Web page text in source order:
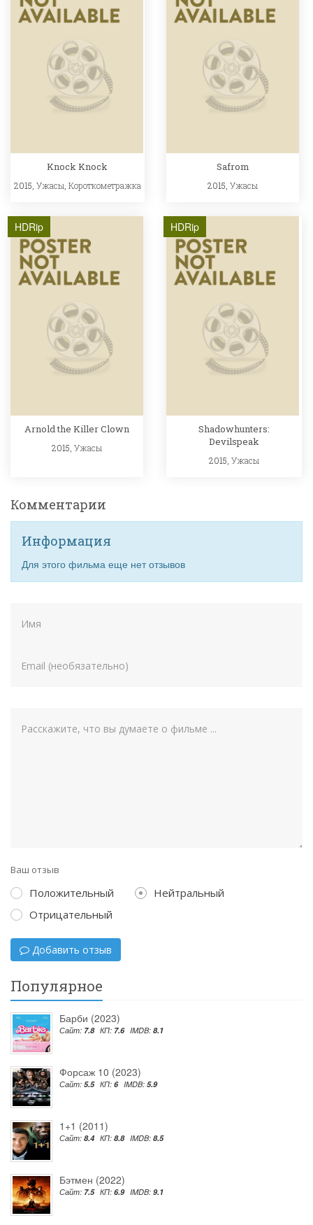
Knock Knock
2015, Ужасы Короткометражка
Safrom
2015,Ужасы
HDRip
Arnold the Killer Clown
2015, Ужасы
HDRip
Shadowhunters:
Devilspeak
2015,Ужасы
Комментарии
Информация
Для этого фильма еще нет отзывов
Ваш отзыв
Положительный
Нейтральный
Отрицательный
Добавить отзыв
Популярное
Барби (2023)
Сайт: 7.8 КП: 7.6 IMDB: 8.1
Форсаж 10 (2023)
Сайт: 5.5 КП: 6 IMDB: 5.9
1+1 (2011)
Сайт: 8.4 КП: 8.8 IMDB: 8.5
Бэтмен (2022)
Сайт: 7.5 КП: 6.9 IMDB: 9.1